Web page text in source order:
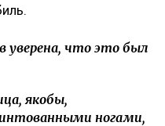
уверена, что это был
якобы,
ногами,